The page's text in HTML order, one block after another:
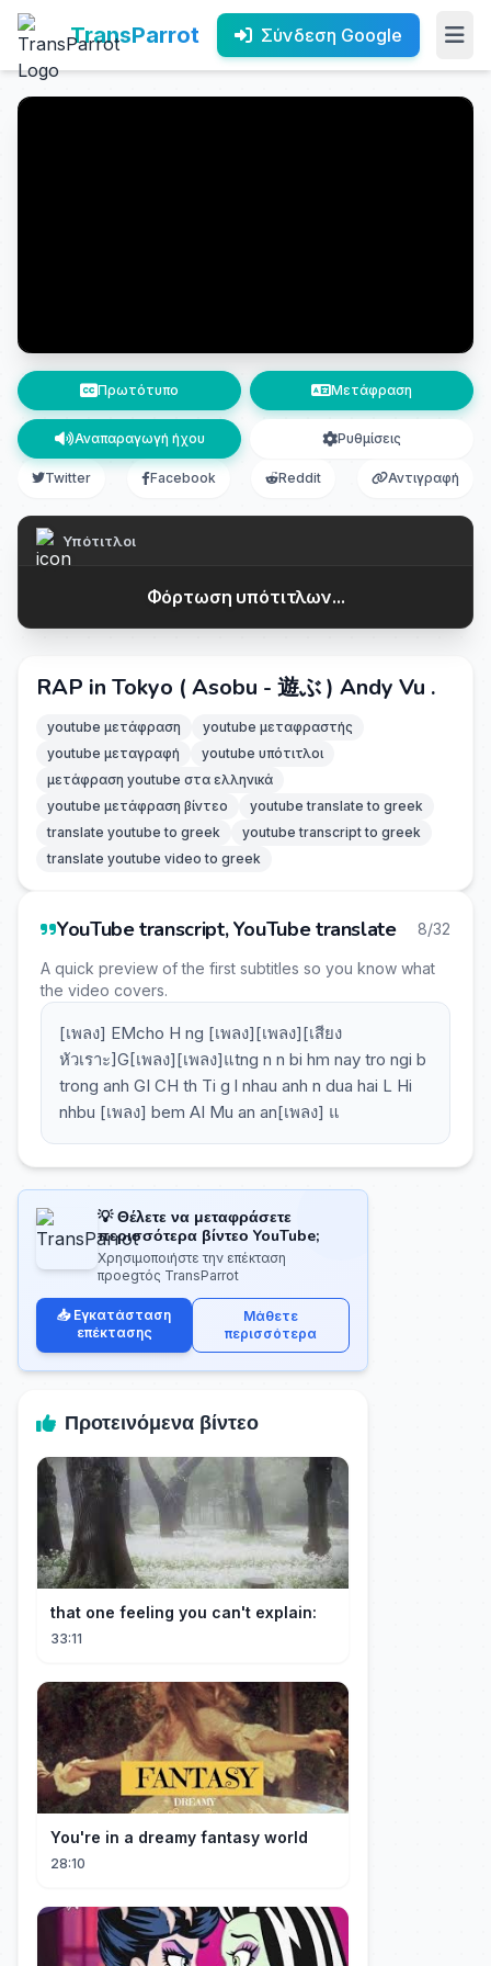
TransParrot Σύνδεση Google
Πρωτότυπο Μετάφραση
Αναπαραγωγή ήχου Ρυθμίσεις
Twitter Facebook Reddit Αντιγραφή
Υπότιτλοι
Φόρτωση υπότιτλων...
RAP in Tokyo ( Asobu - 遊ぶ ) Andy Vu .
youtube μετάφραση
youtube μεταφραστής
youtube μεταγραφή
youtube υπότιτλοι
μετάφραση youtube στα ελληνικά
youtube μετάφραση βίντεο
youtube translate to greek
translate youtube to greek
youtube transcript to greek
translate youtube video to greek
YouTube transcript, YouTube translate 8/32
A quick preview of the first subtitles so you know what
the video covers.
[เพลง] EMcho H ng [เพลง][เพลง][เสียง
หัวเราะ]G[เพลง][เพลง]แtng n n bi hm nay tro ngi b
trong anh GI CH th Ti g l nhau anh n dua hai L Hi
nhbu [เพลง] bem AI Mu an an[เพลง] แ
💡 Θέλετε να μεταφράσετε
περισσότερα βίντεο YouTube;
Χρησιμοποιήστε την επέκταση
προegτός TransParrot
📥 Εγκατάσταση
επέκτασης
Μάθετε
περισσότερα
Προτεινόμενα βίντεο
that one feeling you can't explain:
33:11
You're in a dreamy fantasy world
28:10